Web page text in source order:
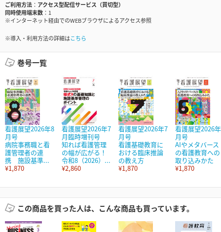
ご利用方法
アクセス型配信サービス（買切型）
同時使用端末数
1
※インターネット経由でのWEBブラウザによるアクセス参照
※導入・利用方法の詳細はこちら
巻号一覧
看護展望2026年8
月号
病院事務職と看
護管理者の連
携 施設基準...
¥1,870
看護展望2026年7
月臨時増刊号
知れば看護管理
の幅が広がる！
令和8（2026）...
¥2,860
看護展望2026年7
月号
看護基礎教育に
おける臨床推論
の教え方
¥1,870
看護展望2026
月号
AIやメタバース
の看護教育への
取り込みかた
¥1,870
この商品を買った人は、こんな商品も買っています。